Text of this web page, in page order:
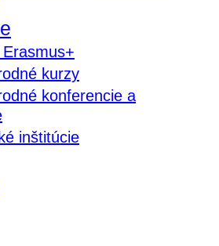
kurzy
konferencie a
inštitúcie